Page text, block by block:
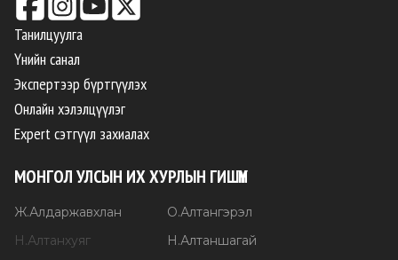
Танилцуулга
Үнийн санал
Экспертээр бүртгүүлэх
Онлайн хэлэлцүүлэг
Expert сэтгүүл захиалах
МОНГОЛ УЛСЫН ИХ ХУРЛЫН ГИШҮҮН
Ж.Алдаржавхлан О.Алтангэрэл
Н.Алтанхуяг Н.Алтаншагай